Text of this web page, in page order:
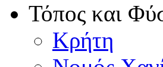
Τόπος και
Κρήτη